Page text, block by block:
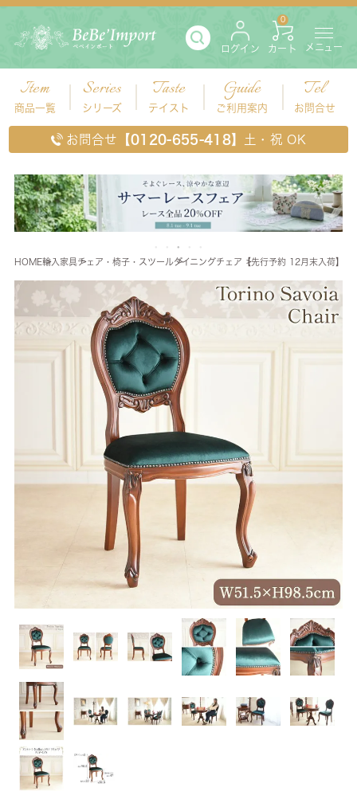
ログイン カート
0
メニュー
Item
商品一覧
Series
シリーズ
Taste
テイスト
Guide
ご利用案内
Tel
お問合せ
お問合せ 【0120-655-418】 土・祝 OK
HOME輸入家具 チェア・椅子・スツールダイニングチェア 【先行予約 12月末入荷】